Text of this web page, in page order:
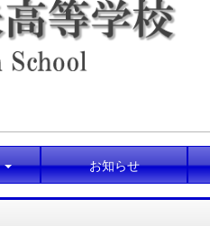
お知らせ